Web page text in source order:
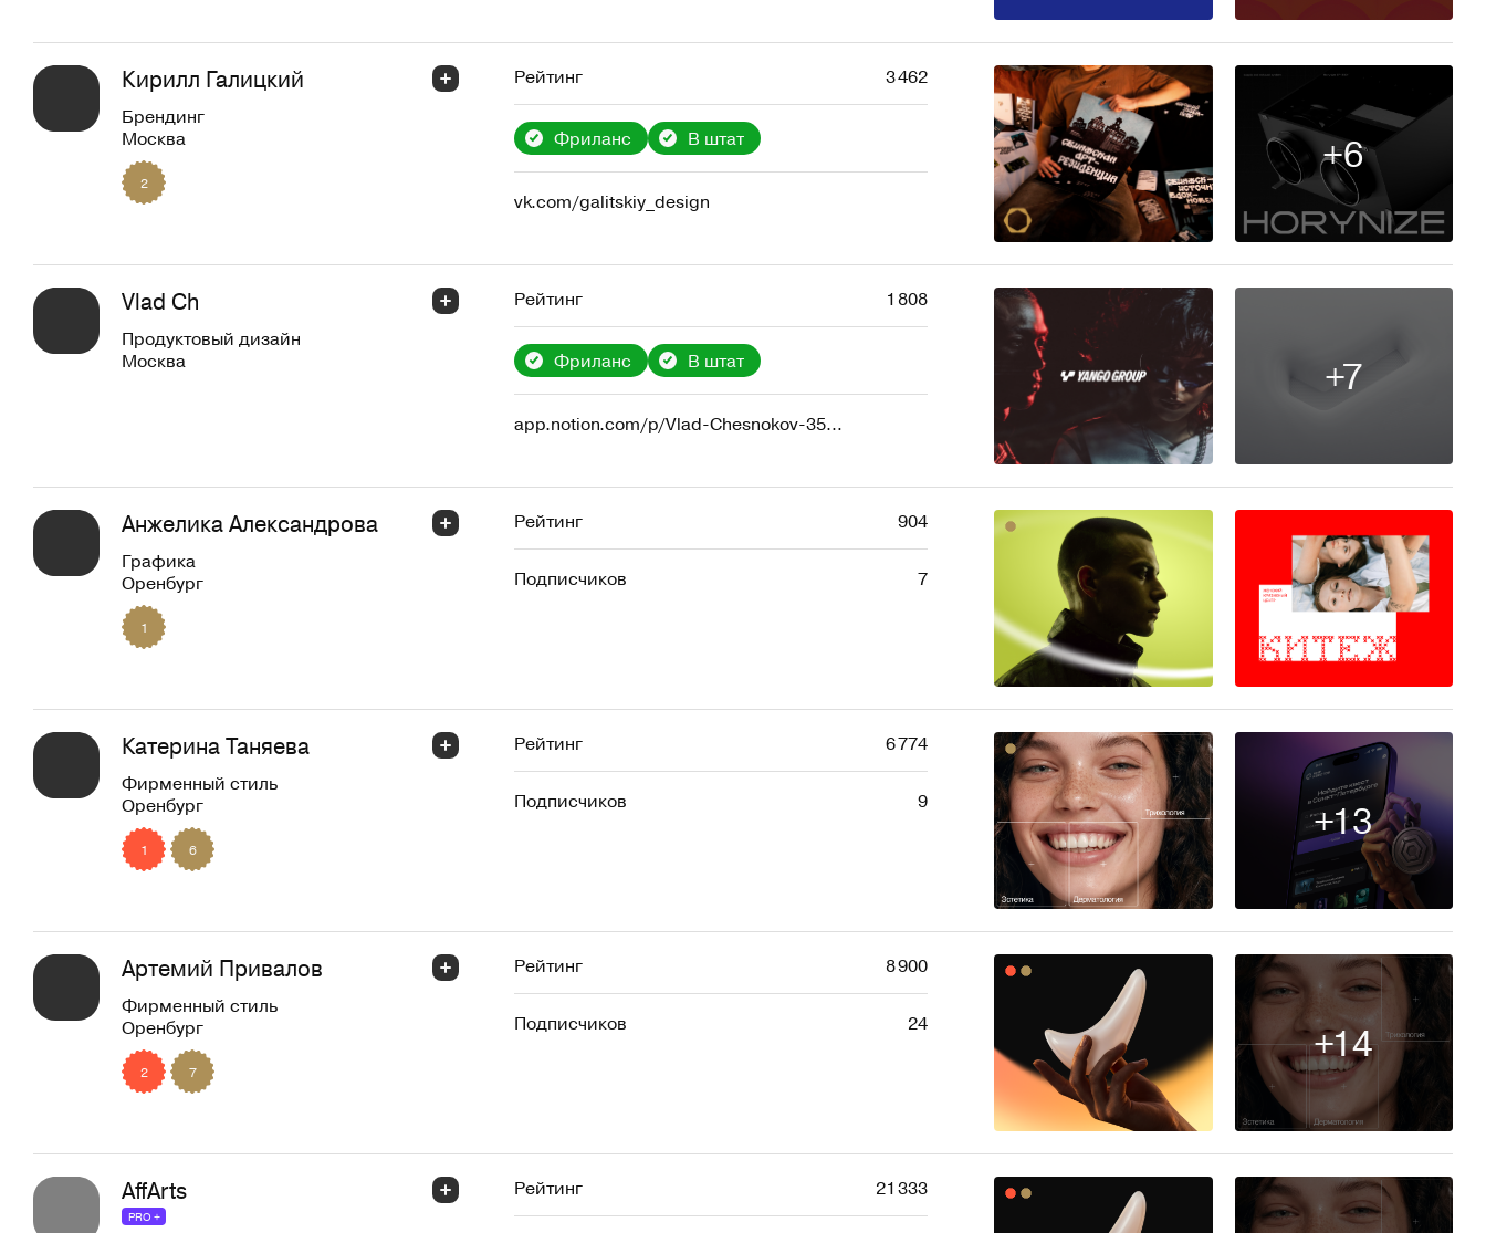
Кирилл Галицкий
Брендинг
Москва
2
Рейтинг 3 462
Фриланс В штат
vk.com/galitskiy_design
98
+6
Vlad Ch
Продуктовый дизайн
Москва
Рейтинг 1 808
Фриланс В штат
app.notion.com/p/Vlad-Chesnokov-35dfacb8c4ba805baa2dd752c2ef1c14
33
+7
Анжелика Александрова
Графика
Оренбург
1
Рейтинг 904
Подписчиков 7
Катерина Таняева
Фирменный стиль
Оренбург
1 6
Рейтинг 6 774
Подписчиков 9
226
+13
Артемий Привалов
Фирменный стиль
Оренбург
2 7
Рейтинг 8 900
Подписчиков 24
242
+14
AffArts
PRO +
Рейтинг 21 333